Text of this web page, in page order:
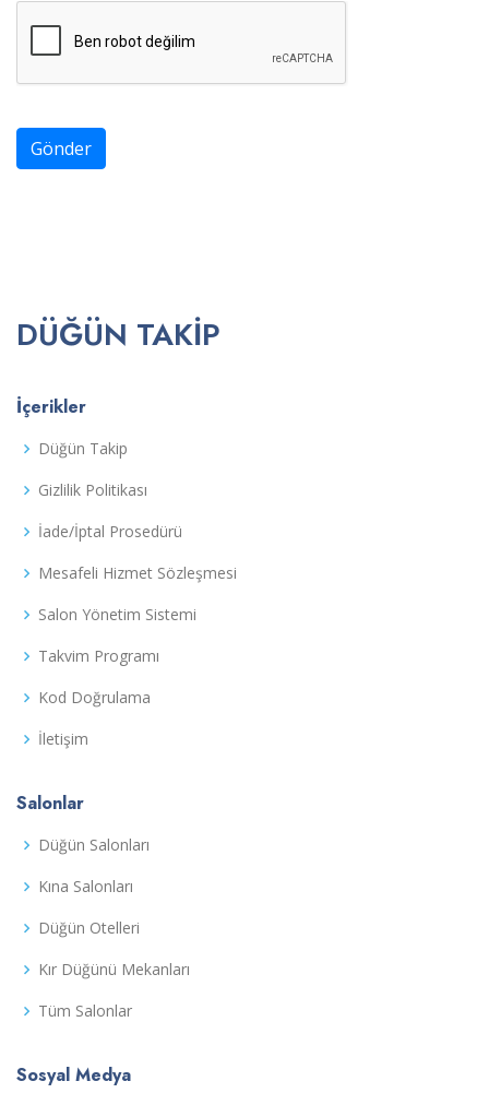
Gönder
DÜĞÜN TAKIP
İçerikler
Düğün Takip
Gizlilik Politikası
İade/İptal Prosedürü
Mesafeli Hizmet Sözleşmesi
Salon Yönetim Sistemi
Takvim Programı
Kod Doğrulama
İletişim
Salonlar
Düğün Salonları
Kına Salonları
Düğün Otelleri
Kır Düğünü Mekanları
Tüm Salonlar
Sosyal Medya